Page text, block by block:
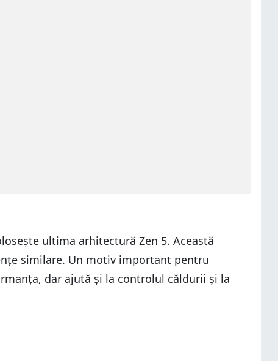
ultima arhitectură Zen 5. Această
similare. Un motiv important pentru
dar ajută și la controlul căldurii și la